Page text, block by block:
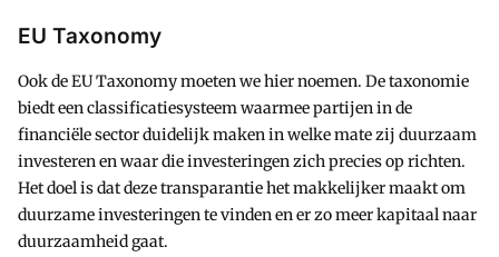
EU Taxonomy
Ook de EU Taxonomy moeten we hier noemen. De taxonomie
biedt een classificatiesysteem waarmee partijen in de
financiële sector duidelijk maken in welke mate zij duurzaam
investeren en waar die investeringen zich precies op richten.
Het doel is dat deze transparantie het makkelijker maakt om
duurzame investeringen te vinden en er zo meer kapitaal naar
duurzaamheid gaat.